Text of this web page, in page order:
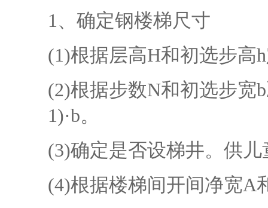
1、确定钢楼梯尺寸
(1)根据层高H和初选步高
(2)根据步数N和初选步宽
1)·b。
(3)确定是否设梯井。供
(4)根据楼梯间开间净宽A